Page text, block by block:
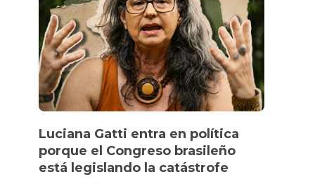
Luciana Gatti entra en política
porque el Congreso brasileño
está legislando la catástrofe